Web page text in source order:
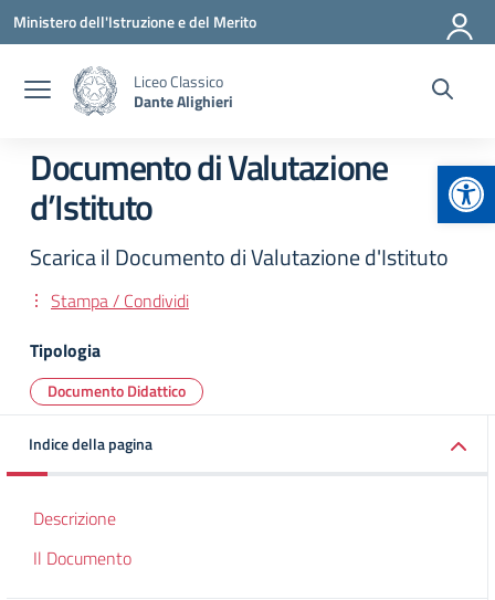
Vai ai contenuti
Vai al menu di navigazione
Vai al footer
Ministero dell'Istruzione e del Merito
Liceo Classico
Dante Alighieri
Documento di Valutazione
d’Istituto
Scarica il Documento di Valutazione d'Istituto
Stampa / Condividi
Tipologia
Documento Didattico
Indice della pagina
Descrizione
Il Documento